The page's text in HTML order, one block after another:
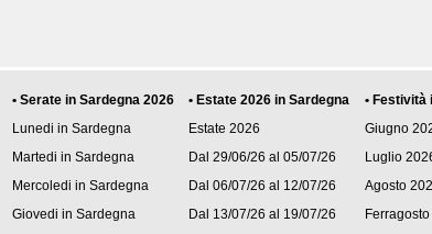
• Serate in Sardegna 2026
Lunedi in Sardegna
Martedi in Sardegna
Mercoledi in Sardegna
Giovedi in Sardegna
• Estate 2026 in Sardegna
Estate 2026
Dal 29/06/26 al 05/07/26
Dal 06/07/26 al 12/07/26
Dal 13/07/26 al 19/07/26
• Festività
Giugno
Luglio
Agosto